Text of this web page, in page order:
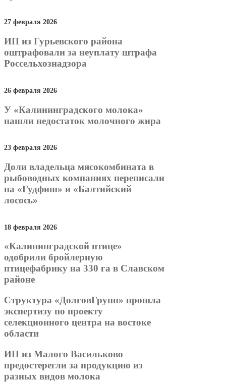
27 февраля 2026
ИП из Гурьевского района
оштрафовали за неуплату штрафа
Россельхознадзора
26 февраля 2026
У «Калининградского молока»
нашли недостаток молочного жира
23 февраля 2026
Доли владельца мясокомбината в
рыбоводных компаниях переписали
на «Гудфиш» и «Балтийский
лосось»
18 февраля 2026
«Калининградской птице»
одобрили бройлерную
птицефабрику на 330 га в Славском
районе
Структура «ДолговГрупп» прошла
экспертизу по проекту
селекционного центра на востоке
области
ИП из Малого Васильково
предостерегли за продукцию из
разных видов молока